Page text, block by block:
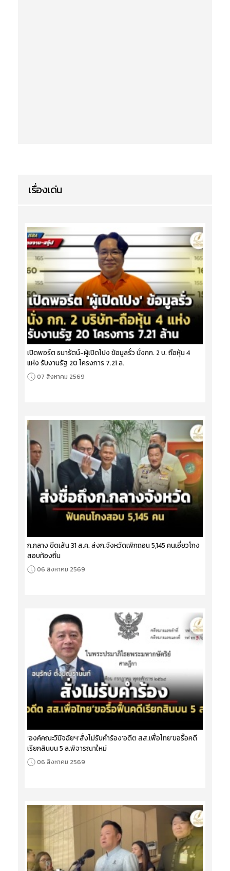
เรื่องเด่น
เปิดพอร์ต ธนารัตน์-ผู้เปิดโปง ข้อมูลรั่ว นั่งกก. 2 บ. ถือหุ้น 4
แห่ง รับงานรัฐ 20 โครงการ 7.21 ล.
07 สิงหาคม 2569
ก.กลาง ขีดเส้น 31 ส.ค. ส่งก.จังหวัดเพิกถอน 5,145 คนเอี่ยวโกง
สอบท้องถิ่น
06 สิงหาคม 2569
‘องค์คณะวินิจฉัยฯ’สั่งไม่รับคำร้อง‘อดีต สส.เพื่อไทย’ขอรื้อคดี
เรียกสินบน 5 ล.พิจารณาใหม่
06 สิงหาคม 2569